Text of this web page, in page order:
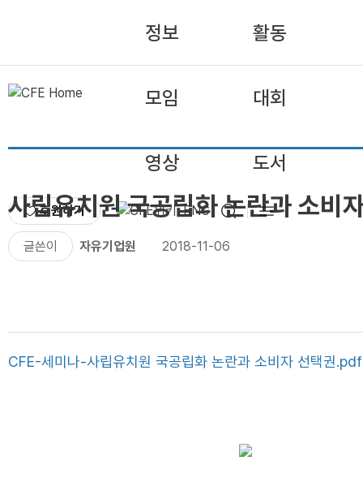
정보 활동
모임 대회
영상 도서
후원하기 ENG
사립유치원 국공립화 논란과 소비
글쓴이 자유기업원 2018-11-06
CFE-세미나-사립유치원 국공립화 논란과 소비자 선택권.pdf